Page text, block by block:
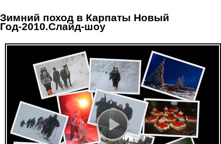
Зимний поход в Карпаты Новый
Год-2010.Слайд-шоу